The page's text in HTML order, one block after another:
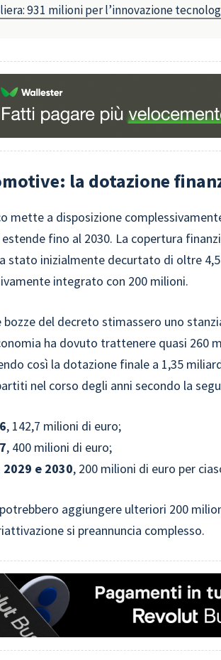
931 milioni per l’innovazione
la dotazione
mette a disposizione
fino al 2030. La copertura
stato inizialmente decurtato di oltre
integrato con 200 milioni.
bozze del decreto stimassero uno
ha dovuto trattenere quasi 260
così la dotazione finale a 1,35
nel corso degli anni secondo la
, 142,7 milioni di euro;
, 400 milioni di euro;
e 2030, 200 milioni di euro per
aggiungere ulteriori 200
si preannuncia complesso.